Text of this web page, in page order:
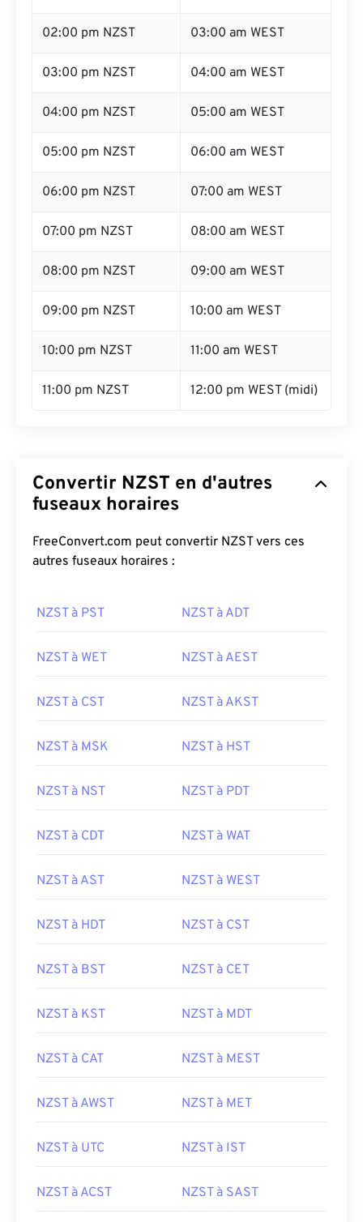
02:00 pm NZST 03:00 am WEST
03:00 pm NZST 04:00 am WEST
04:00 pm NZST 05:00 am WEST
05:00 pm NZST 06:00 am WEST
06:00 pm NZST 07:00 am WEST
07:00 pm NZST 08:00 am WEST
08:00 pm NZST 09:00 am WEST
09:00 pm NZST 10:00 am WEST
10:00 pm NZST 11:00 am WEST
11:00 pm NZST 12:00 pm WEST (midi)
Convertir NZST en d'autres
fuseaux horaires
FreeConvert.com peut convertir NZST vers ces
autres fuseaux horaires :
NZST à PST NZST à ADT
NZST à WET NZST à AEST
NZST à CST NZST à AKST
NZST à MSK NZST à HST
NZST à NST NZST à PDT
NZST à CDT NZST à WAT
NZST à AST NZST à WEST
NZST à HDT NZST à CST
NZST à BST NZST à CET
NZST à KST NZST à MDT
NZST à CAT NZST à MEST
NZST à AWST NZST à MET
NZST à UTC NZST à IST
NZST à ACST NZST à SAST